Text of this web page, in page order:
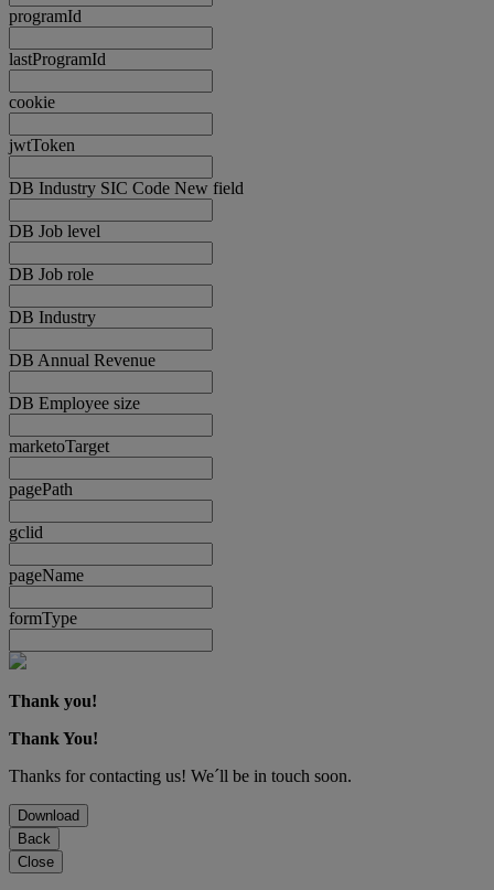
programId
lastProgramId
cookie
jwtToken
DB Industry SIC Code New field
DB Job level
DB Job role
DB Industry
DB Annual Revenue
DB Employee size
marketoTarget
pagePath
gclid
pageName
formType
Thank you!
Thank You!
Thanks for contacting us! We´ll be in touch soon.
Download
Back
Close